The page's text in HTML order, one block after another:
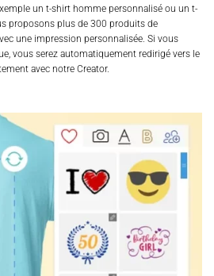
un t-shirt homme personnalisé ou un t-
proposons plus de 300 produits de
une impression personnalisée. Si vous
vous serez automatiquement redirigé vers le
avec notre Creator.